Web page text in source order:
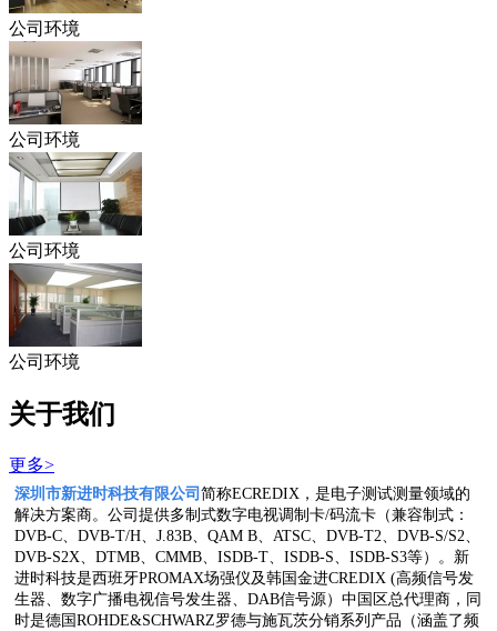
公司环境
公司环境
公司环境
公司环境
关于我们
更多>
深圳市新进时科技有限公司 简称ECREDIX，是电子测试测量领域的
解决方案商。公司提供多制式数字电视调制卡/码流卡（兼容制式：
DVB-C、DVB-T/H、J.83B、QAM B、ATSC、DVB-T2、DVB-S/S2、
DVB-S2X、DTMB、CMMB、ISDB-T、ISDB-S、ISDB-S3等）。新
进时科技是西班牙PROMAX场强仪及韩国金进CREDIX (高频信号发
生器、数字广播电视信号发生器、DAB信号源）中国区总代理商，同
时是德国ROHDE&SCHWARZ罗德与施瓦茨分销系列产品（涵盖了频